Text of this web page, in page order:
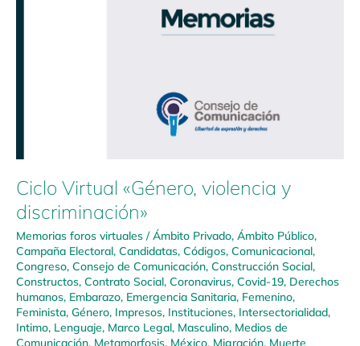
Ciclo Virtual «Género, violencia y
discriminación»
Memorias foros virtuales /Ámbito Privado, Ámbito Público,
Campaña Electoral, Candidatas, Códigos, Comunicacional,
Congreso, Consejo de Comunicación, Construcción Social,
Constructos, Contrato Social, Coronavirus, Covid-19, Derechos
humanos, Embarazo, Emergencia Sanitaria, Femenino,
Feminista, Género, Impresos, Instituciones, Intersectorialidad,
Intimo, Lenguaje, Marco Legal, Masculino, Medios de
Comunicación, Metamorfosis, México, Migración, Muerte